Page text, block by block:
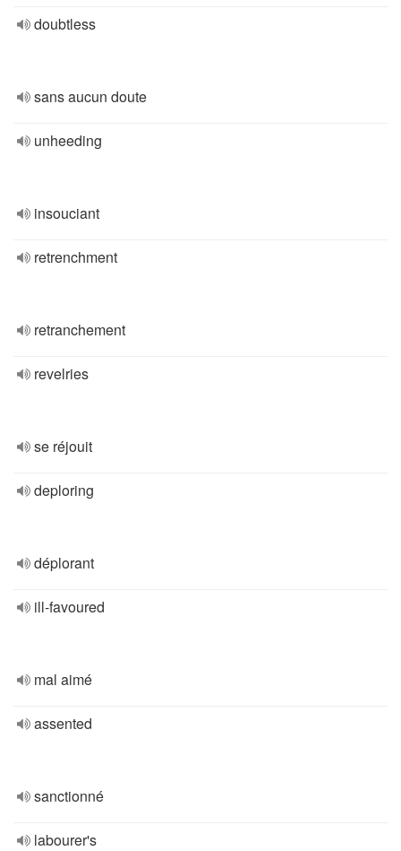
doubtless
sans aucun doute
unheeding
insouciant
retrenchment
retranchement
revelries
se réjouit
deploring
déplorant
ill-favoured
mal aimé
assented
sanctionné
labourer's